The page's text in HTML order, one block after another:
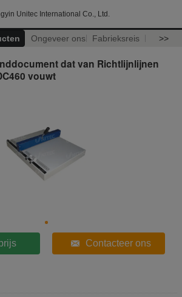
Unitec International Co., Ltd.
Ongeveer ons Fabrieksreis >>
dat van Richtlijnlijnen
vouwt
Contacteer ons